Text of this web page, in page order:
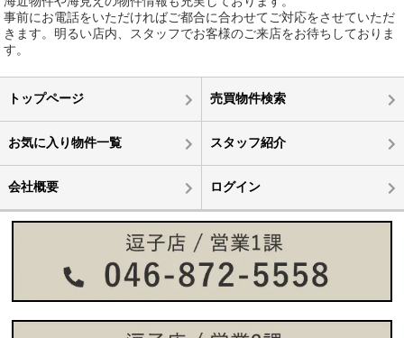
事前にお電話をいただければご都合に合わせてご対応をさせていただ
きます。明るい店内、スタッフでお客様のご来店をお待ちしておりま
す。
トップページ 売買物件検索
お気に入り物件一覧 スタッフ紹介
会社概要 ログイン